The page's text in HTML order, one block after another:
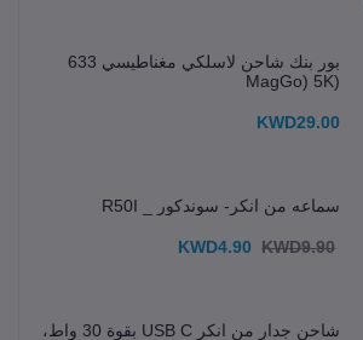
بور بنك شاحن لاسلكي مغناطيسي 633
(MagGo) 5K
KWD29.00
سماعه من انكر- سوندكور _ R50I
KWD4.90 KWD9.90
شاحن جدار من انكر USB C بقوة 30 واط،